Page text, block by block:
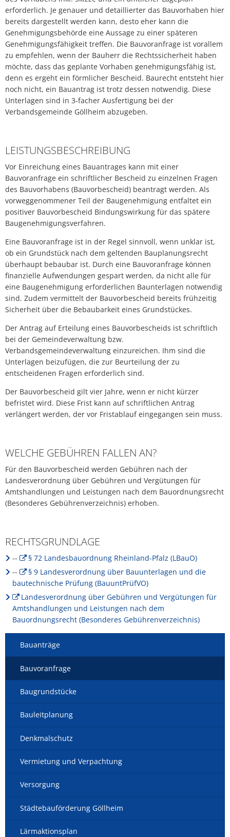
Lärmaktionsplan
Umwelt
Modernisierungs-/
Kommunale Wärmeplanung
Projekte
Kontakt VG
Ottersheim
Rüssingen
Standenbühl
Weitersweiler
Zellertal
erforderlich. Je genauer und detaillierter das Bauvorhaben hier
bereits dargestellt werden kann, desto eher kann die
Genehmigungsbehörde eine Aussage zu einer späteren
Genehmigungsfähigkeit treffen. Die Bauvoranfrage ist vorallem
zu empfehlen, wenn der Bauherr die Rechtssicherheit haben
möchte, dass das geplante Vorhaben genehmigungsfähig ist,
denn es ergeht ein förmlicher Bescheid. Baurecht entsteht hier
noch nicht, ein Bauantrag ist trotz dessen notwendig. Diese
Unterlagen sind in 3-facher Ausfertigung bei der
Verbandsgemeinde Göllheim abzugeben.
LEISTUNGSBESCHREIBUNG
Vor Einreichung eines Bauantrages kann mit einer
Bauvoranfrage ein schriftlicher Bescheid zu einzelnen Fragen
des Bauvorhabens (Bauvorbescheid) beantragt werden. Als
vorweggenommener Teil der Baugenehmigung entfaltet ein
positiver Bauvorbescheid Bindungswirkung für das spätere
Baugenehmigungsverfahren.
Eine Bauvoranfrage ist in der Regel sinnvoll, wenn unklar ist,
ob ein Grundstück nach dem geltenden Bauplanungsrecht
überhaupt bebaubar ist. Durch eine Bauvoranfrage können
finanzielle Aufwendungen gespart werden, da nicht alle für
eine Baugenehmigung erforderlichen Baunterlagen notwendig
sind. Zudem vermittelt der Bauvorbescheid bereits frühzeitig
Sicherheit über die Bebaubarkeit eines Grundstückes.
Der Antrag auf Erteilung eines Bauvorbescheids ist schriftlich
bei der Gemeindeverwaltung bzw.
Verbandsgemeindeverwaltung einzureichen. Ihm sind die
Unterlagen beizufügen, die zur Beurteilung der zu
entscheidenen Fragen erforderlich sind.
Der Bauvorbescheid gilt vier Jahre, wenn er nicht kürzer
befristet wird. Diese Frist kann auf schriftlichen Antrag
verlängert werden, der vor Fristablauf eingegangen sein muss.
WELCHE GEBÜHREN FALLEN AN?
Für den Bauvorbescheid werden Gebühren nach der
Landesverordnung über Gebühren und Vergütungen für
Amtshandlungen und Leistungen nach dem Bauordnungsrecht
(Besonderes Gebührenverzeichnis) erhoben.
RECHTSGRUNDLAGE
--
§ 72 Landesbauordnung Rheinland-Pfalz (LBauO)
--
§ 9 Landesverordnung über Bauunterlagen und die
bautechnische Prüfung (BauuntPrüfVO)
Landesverordnung über Gebühren und Vergütungen für
Amtshandlungen und Leistungen nach dem
Bauordnungsrecht (Besonderes Gebührenverzeichnis)
Bauanträge
Bauvoranfrage
Baugrundstücke
Bauleitplanung
Denkmalschutz
Vermietung und Verpachtung
Versorgung
Städtebauförderung Göllheim
Lärmaktionsplan